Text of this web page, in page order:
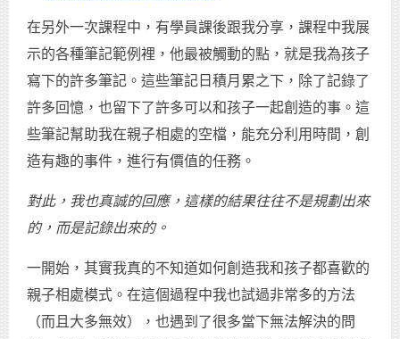
在另外一次課程中，有學員課後跟我分享，課程中我展
示的各種筆記範例裡，他最被觸動的點，就是我為孩子
寫下的許多筆記。這些筆記日積月累之下，除了記錄了
許多回憶，也留下了許多可以和孩子一起創造的事。這
些筆記幫助我在親子相處的空檔，能充分利用時間，創
造有趣的事件，進行有價值的任務。
對此，我也真誠的回應，這樣的結果往往不是規劃出來
的，而是記錄出來的。
一開始，其實我真的不知道如何創造我和孩子都喜歡的
親子相處模式。在這個過程中我也試過非常多的方法
（而且大多無效），也遇到了很多當下無法解決的問